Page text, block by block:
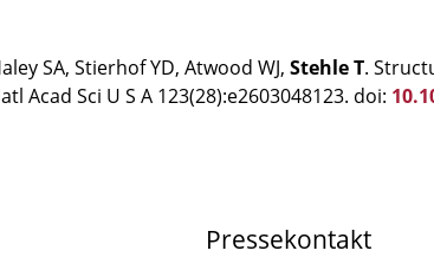
SA, Stierhof YD, Atwood WJ, Stehle T.
Acad Sci U S A 123(28):e2603048123. doi:
Pressekontakt